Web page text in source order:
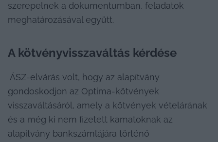
szerepelnek a dokumentumban, feladatok
meghatározásával együtt.
A kötvényvisszaváltás kérdése
ÁSZ-elvárás volt, hogy az alapítvány
gondoskodjon az Optima-kötvények
visszaváltásáról, amely a kötvények vételárának
és a még ki nem fizetett kamatoknak az
alapítvány bankszámlájára történő